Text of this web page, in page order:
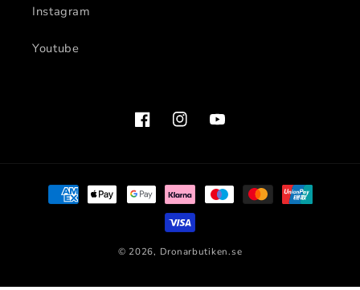
Instagram
Youtube
FacebookInstagramYouTube
Betalningsmetoder
© 2026, Dronarbutiken.se